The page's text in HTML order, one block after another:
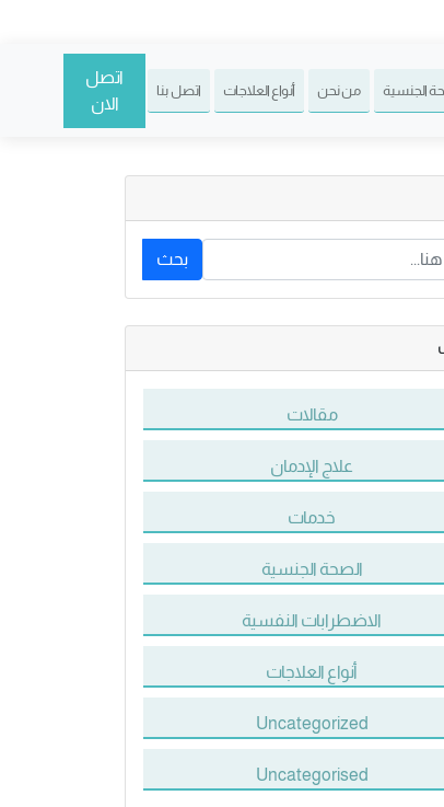
الجنسية من نحن أنواع العلاجات اتصل بنا
اتصل
الان
بحث
مقالات
علاج الإدمان
خدمات
الصحة الجنسية
الاضطرابات النفسية
أنواع العلاجات
Uncategorized
Uncategorised